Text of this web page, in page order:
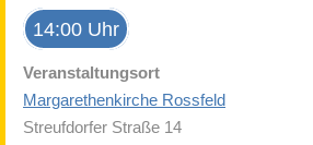
14:00 Uhr
Veranstaltungsort
Margarethenkirche Rossfeld
Streufdorfer Straße 14